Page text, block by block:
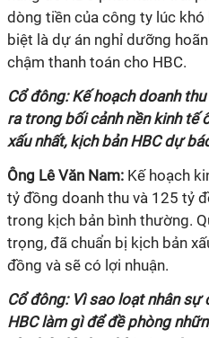
dòng tiền của công ty lúc khó
biệt là dự án nghỉ dưỡng
chậm thanh toán cho HBC.
Cổ đông: Kế hoạch doanh
ra trong bối cảnh nền kinh tế
xấu nhất, kịch bản HBC dự
Ông Lê Văn Nam: Kế hoạch
tỷ đồng doanh thu và 125 tỷ
trong kịch bản bình thường.
trọng, đã chuẩn bị kịch bản
đồng và sẽ có lợi nhuận.
Cổ đông: Vì sao loạt nhân sự
HBC làm gì để đề phòng